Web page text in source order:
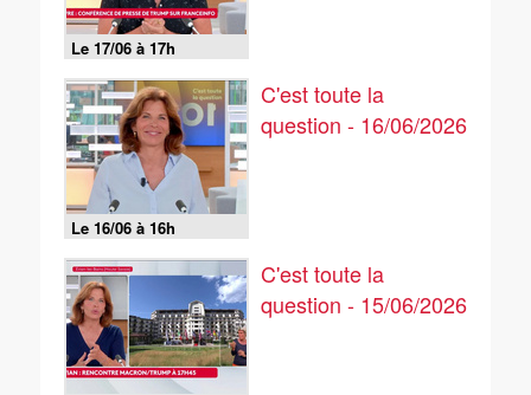
Le 17/06 à 17h
Le 16/06 à 16h
C'est toute la
question - 16/06/2026
C'est toute la
question - 15/06/2026